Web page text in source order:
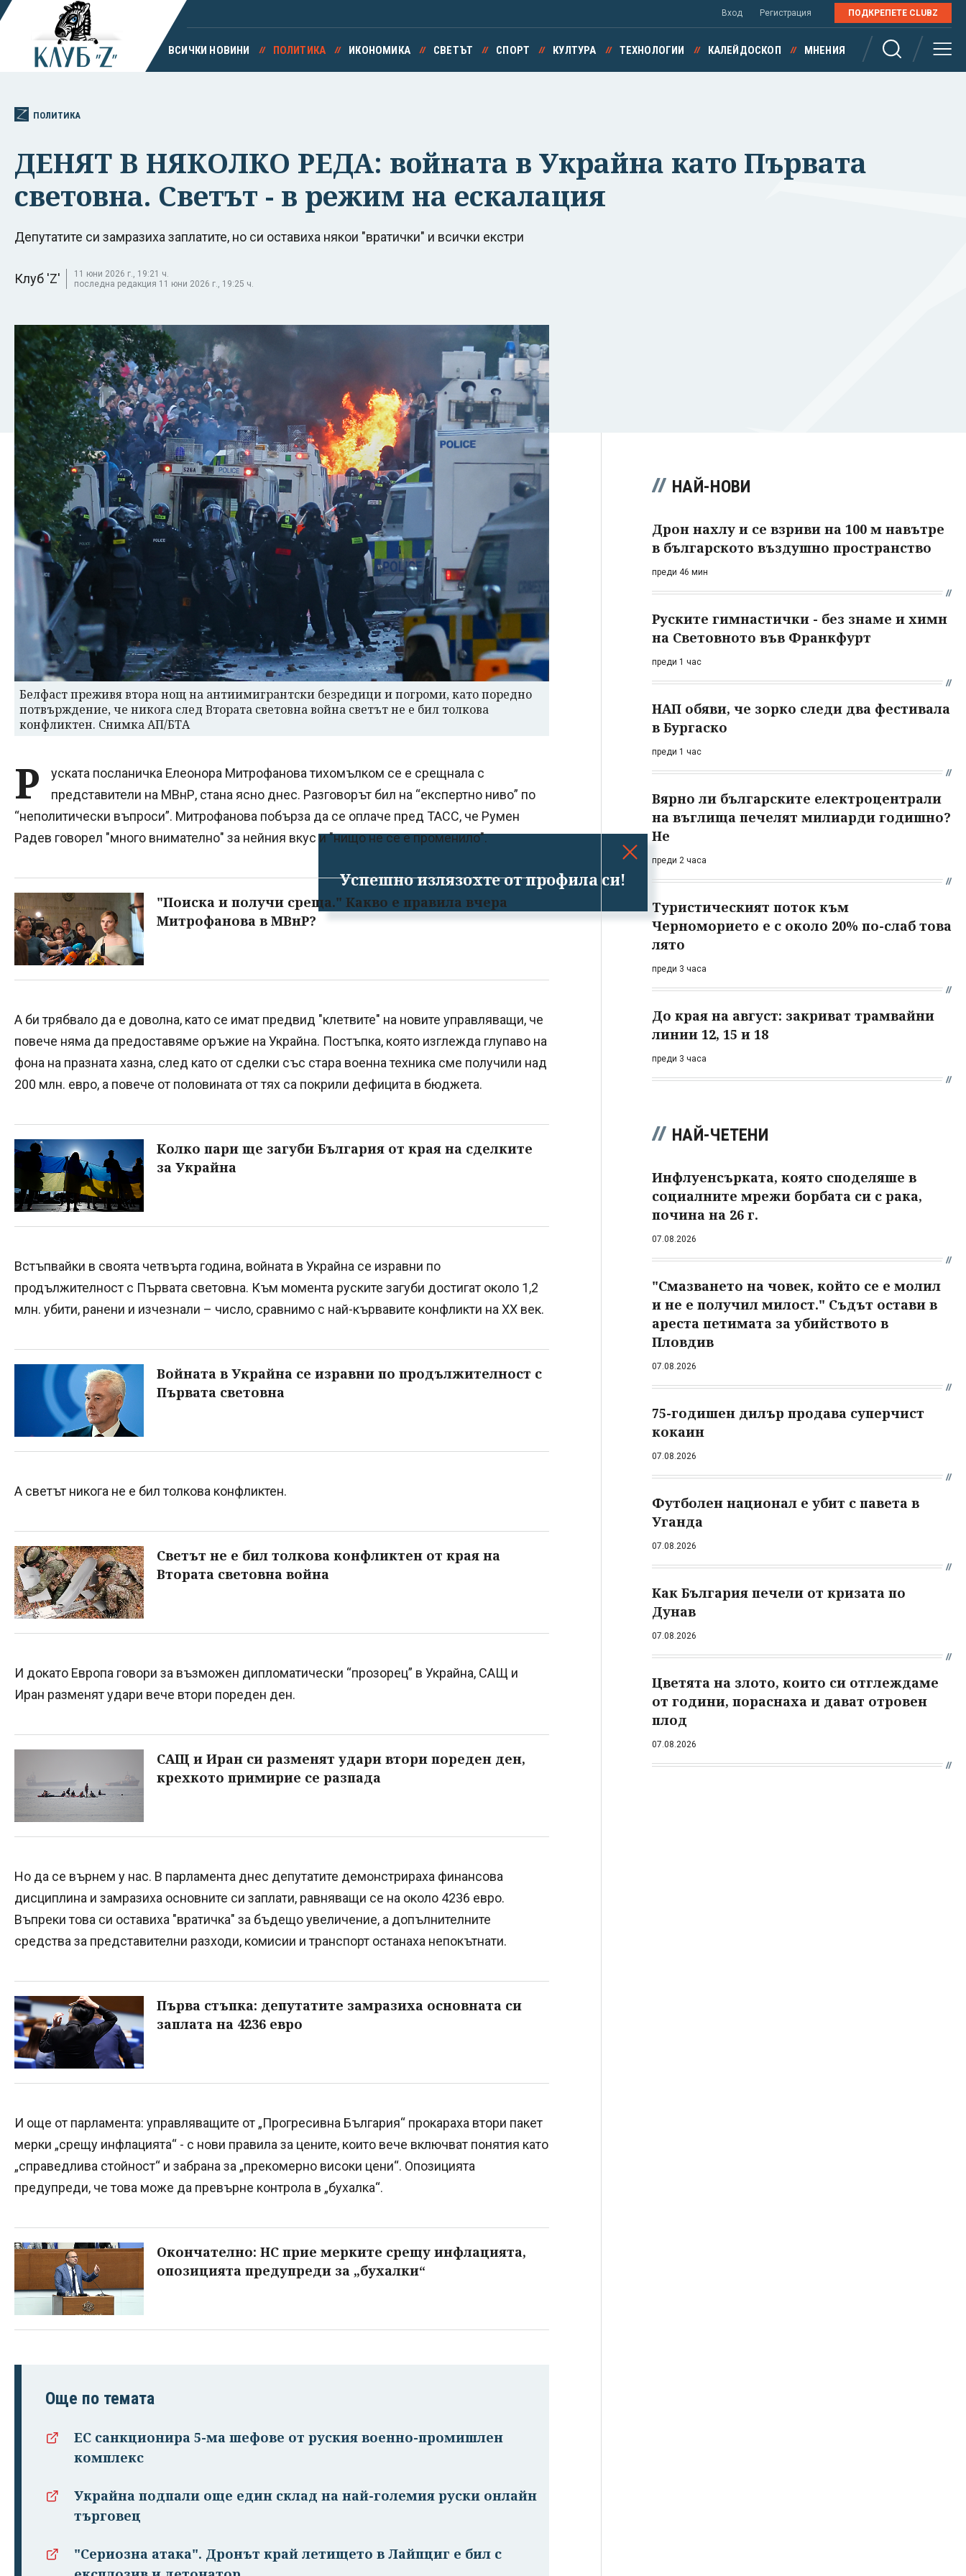
Успешно излязохте от профила си!
Вход Регистрация ПОДКРЕПЕТЕ CLUBZ
ВСИЧКИ НОВИНИ ПОЛИТИКА ИКОНОМИКА СВЕТЪТ СПОРТ КУЛТУРА ТЕХНОЛОГИИ КАЛЕЙДОСКОП МНЕНИЯ
ПОЛИТИКА
ДЕНЯТ В НЯКОЛКО РЕДА: войната в Украйна като Първата
световна. Светът - в режим на ескалация
Депутатите си замразиха заплатите, но си оставиха някои "вратички" и всички екстри
Клуб 'Z'
11 юни 2026 г., 19:21 ч.
последна редакция 11 юни 2026 г., 19:25 ч.
Белфаст преживя втора нощ на антиимигрантски безредици и погроми, като поредно
потвърждение, че никога след Втората световна война светът не е бил толкова
конфликтен. Снимка АП/БТА
Р
уската посланичка Елеонора Митрофанова тихомълком се е срещнала с
представители на МВнР, стана ясно днес. Разговорът бил на “експертно ниво” по
“неполитически въпроси”. Митрофанова побърза да се оплаче пред ТАСС, че Румен
Радев говорел "много внимателно" за нейния вкус и "нищо не се е променило".
"Поиска и получи среща." Какво е правила вчера
Митрофанова в МВнР?
А би трябвало да е доволна, като се имат предвид "клетвите" на новите управляващи, че
повече няма да предоставяме оръжие на Украйна. Постъпка, която изглежда глупаво на
фона на празната хазна, след като от сделки със стара военна техника сме получили над
200 млн. евро, а повече от половината от тях са покрили дефицита в бюджета.
Колко пари ще загуби България от края на сделките
за Украйна
Встъпвайки в своята четвърта година, войната в Украйна се изравни по
продължителност с Първата световна. Към момента руските загуби достигат около 1,2
млн. убити, ранени и изчезнали – число, сравнимо с най-кървавите конфликти на ХХ век.
Войната в Украйна се изравни по продължителност с
Първата световна
А светът никога не е бил толкова конфликтен.
Светът не е бил толкова конфликтен от края на
Втората световна война
И докато Европа говори за възможен дипломатически “прозорец” в Украйна, САЩ и
Иран разменят удари вече втори пореден ден.
САЩ и Иран си разменят удари втори пореден ден,
крехкото примирие се разпада
Но да се върнем у нас. В парламента днес депутатите демонстрираха финансова
дисциплина и замразиха основните си заплати, равняващи се на около 4236 евро.
Въпреки това си оставиха "вратичка" за бъдещо увеличение, а допълнителните
средства за представителни разходи, комисии и транспорт останаха непокътнати.
Първа стъпка: депутатите замразиха основната си
заплата на 4236 евро
И още от парламента: управляващите от „Прогресивна България“ прокараха втори пакет
мерки „срещу инфлацията“ - с нови правила за цените, които вече включват понятия като
„справедлива стойност“ и забрана за „прекомерно високи цени“. Опозицията
предупреди, че това може да превърне контрола в „бухалка“.
Окончателно: НС прие мерките срещу инфлацията,
опозицията предупреди за „бухалки“
Още по темата
ЕС санкционира 5-ма шефове от руския военно-промишлен
комплекс
Украйна подпали още един склад на най-големия руски онлайн
търговец
"Сериозна атака". Дронът край летището в Лайпциг е бил с
НАЙ-НОВИ
Дрон нахлу и се взриви на 100 м навътре
в българското въздушно пространство
преди 46 мин
Руските гимнастички - без знаме и химн
на Световното във Франкфурт
преди 1 час
НАП обяви, че зорко следи два фестивала
в Бургаско
преди 1 час
Вярно ли българските електроцентрали
на въглища печелят милиарди годишно?
Не
преди 2 часа
Туристическият поток към
Черноморието е с около 20% по-слаб това
лято
преди 3 часа
До края на август: закриват трамвайни
линии 12, 15 и 18
преди 3 часа
НАЙ-ЧЕТЕНИ
Инфлуенсърката, която споделяше в
социалните мрежи борбата си с рака,
почина на 26 г.
07.08.2026
"Смазването на човек, който се е молил
и не е получил милост." Съдът остави в
ареста петимата за убийството в
Пловдив
07.08.2026
75-годишен дилър продава суперчист
кокаин
07.08.2026
Футболен национал е убит с павета в
Уганда
07.08.2026
Как България печели от кризата по
Дунав
07.08.2026
Цветята на злото, които си отглеждаме
от години, пораснаха и дават отровен
плод
07.08.2026